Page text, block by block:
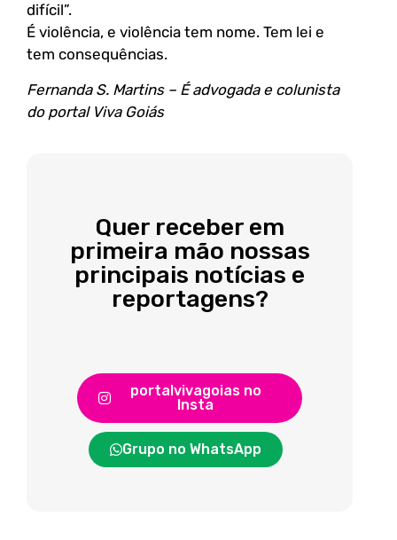
difícil”.
É violência, e violência tem nome. Tem lei e
tem consequências.
Fernanda S. Martins – É advogada e colunista
do portal Viva Goiás
Quer receber em
primeira mão nossas
principais notícias e
reportagens?
portalvivagoias no
Insta
Grupo no WhatsApp